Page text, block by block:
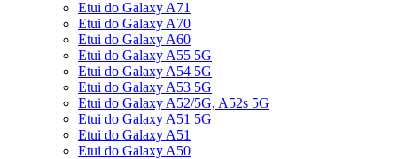
Etui do Galaxy A71
Etui do Galaxy A70
Etui do Galaxy A60
Etui do Galaxy A55 5G
Etui do Galaxy A54 5G
Etui do Galaxy A53 5G
Etui do Galaxy A52/5G, A52s 5G
Etui do Galaxy A51 5G
Etui do Galaxy A51
Etui do Galaxy A50